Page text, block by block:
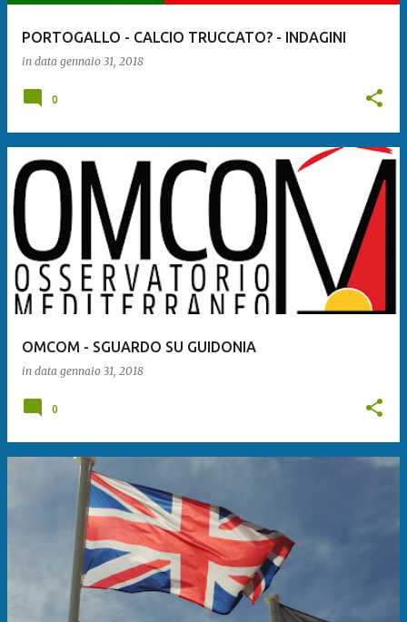
PORTOGALLO - CALCIO TRUCCATO? - INDAGINI
in data gennaio 31, 2018
0
OMCOM - SGUARDO SU GUIDONIA
in data gennaio 31, 2018
0